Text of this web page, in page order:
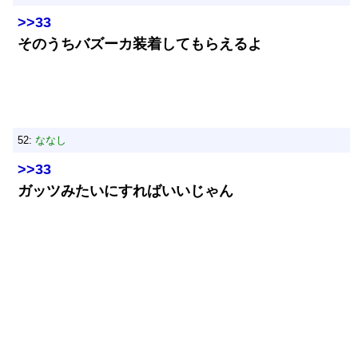
>>33
そのうちバズーカ装着してもらえるよ
52: ななし
>>33
ガッツみたいにすればいいじゃん